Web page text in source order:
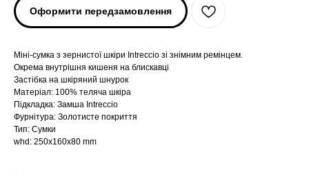
Оформити передзамовлення
Міні-сумка з зернистої шкіри Intreccio зі знімним ремінцем.
Окрема внутрішня кишеня на блискавці
Застібка на шкіряний шнурок
Матеріал: 100% теляча шкіра
Підкладка: Замша Intreccio
Фурнітура: Золотисте покриття
Тип: Сумки
whd: 250x160x80 mm